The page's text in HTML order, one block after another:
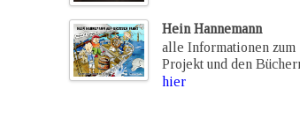
Hein Hannemann
alle Informationen zum
Projekt und den
hier